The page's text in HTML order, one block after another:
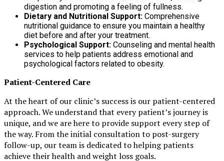
digestion and promoting a feeling of fullness.
Dietary and Nutritional Support: Comprehensive
nutritional guidance to ensure you maintain a healthy
diet before and after your treatment.
Psychological Support: Counseling and mental health
services to help patients address emotional and
psychological factors related to obesity.
Patient-Centered Care
At the heart of our clinic’s success is our patient-centered
approach. We understand that every patient’s journey is
unique, and we are here to provide support every step of
the way. From the initial consultation to post-surgery
follow-up, our team is dedicated to helping patients
achieve their health and weight loss goals.